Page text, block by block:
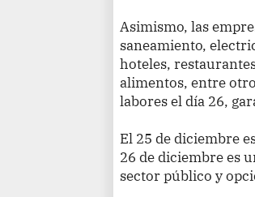
Asimismo, las
saneamiento,
hoteles,
alimentos, entre
labores el día 26,
El 25 de diciembre
26 de diciembre es
sector público y